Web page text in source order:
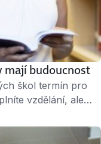
mají budoucnost
škol termín pro
vzdělání, ale
které je